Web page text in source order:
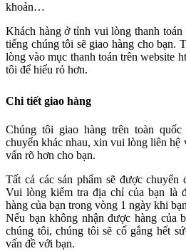
khoản…
Khách hàng ở tỉnh vui lòng thanh
tiếng chúng tôi sẽ giao hàng cho bạn.
lòng vào mục thanh toán trên website
tôi để hiểu rỏ hơn.
Chi tiết giao hàng
Chúng tôi giao hàng trên toàn
chuyển khác nhau, xin vui lòng liên
vấn rõ hơn cho bạn.
Tất cả các sản phẩm sẽ được chuyển
Vui lòng kiểm tra địa chỉ của bạn là
hàng của bạn trong vòng 1 ngày khi
Nếu bạn không nhận được hàng của
chúng tôi, chúng tôi sẽ cố gắng hết
vấn đề với bạn.